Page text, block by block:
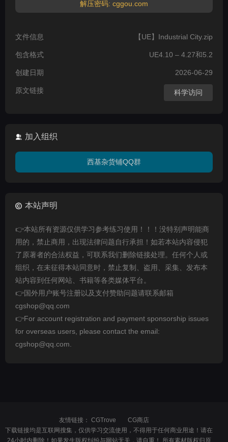
解压密码: cggou.com
文件信息 【UE】Industrial City.zip
包含格式 UE4.10 – 4.27和5.2
创建日期 2026-06-29
原文链接 科学访问
加入组织
西基杂货铺QQ群
本站声明
👉本站所有资源仅供学习参考练习使用！！！没特别声明能商
用的，禁止商用，出现法律问题自行承担！如若本站内容侵犯
了原著者的合法权益，可联系我们删除链接处理。任何个人或
组织，在未征得本站同意时，禁止复制、盗用、采集、发布本
站内容到任何网站、书籍等各类媒体平台。
👉国外用户账号注册以及支付赞助问题请联系邮箱
cgshop@qq.com
👉For account registration and payment sponsorship issues
for overseas users, please contact the email:
cgshop@qq.com.
友情链接： CGTrove
CG商店
下载链接均是互联网搜集，仅供学习交流使用，不得用于任何商业用途！请在